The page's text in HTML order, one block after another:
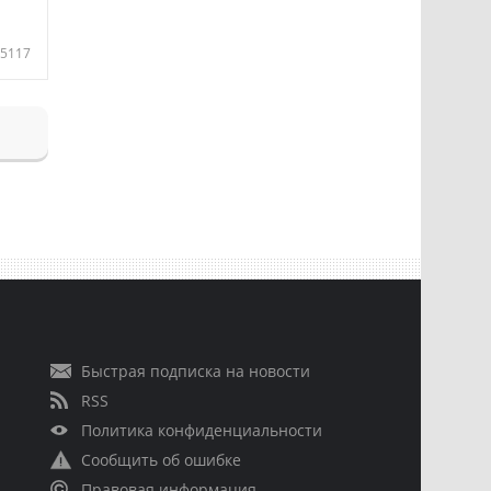
5117
Быстрая подписка на новости
RSS
Политика конфиденциальности
Сообщить об ошибке